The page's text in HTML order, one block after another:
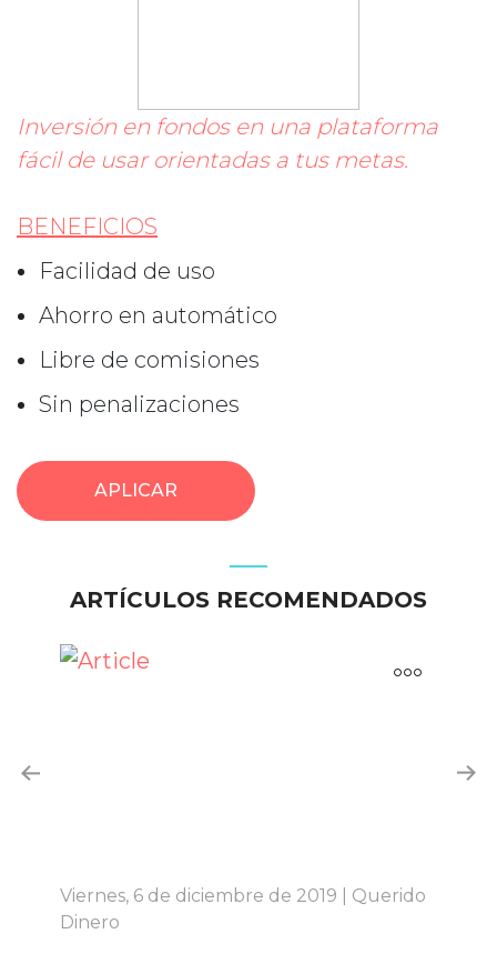
Inversión en fondos en una plataforma
fácil de usar orientadas a tus metas.
BENEFICIOS
Facilidad de uso
Ahorro en automático
Libre de comisiones
Sin penalizaciones
APLICAR
ARTÍCULOS RECOMENDADOS
Viernes, 6 de diciembre de 2019 | Querido
Dinero